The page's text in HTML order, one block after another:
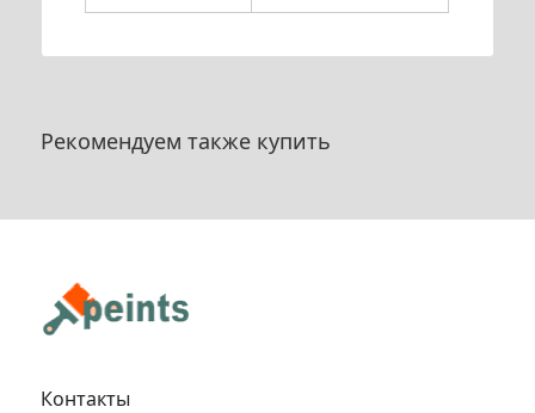
Рекомендуем также купить
Контакты